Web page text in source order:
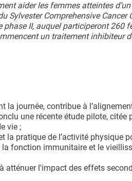
aider les femmes atteintes
Sylvester Comprehensive Cancer
phase II, auquel participeront 260
un traitement inhibiteur
la journée, contribue à
une récente étude pilote, citée
vie ;
la pratique de l’activité physique
fonction immunitaire et le
atténuer l'impact des effets